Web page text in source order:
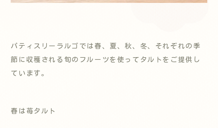
パティスリーラルゴでは春、夏、秋、冬、それぞれの季
節に収穫される旬のフルーツを使ってタルトをご提供し
ています。
春は苺タルト